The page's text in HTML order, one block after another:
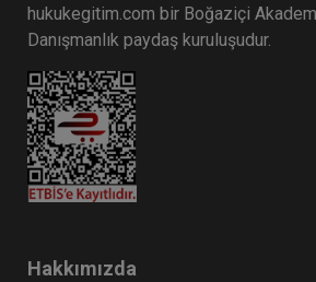
hukukegitim.com bir Boğaziçi
Danışmanlık paydaş kuruluşudur.
Hakkımızda